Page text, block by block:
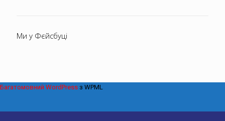
Ми у Фєйсбуці
Багатомовний WordPress з WPML